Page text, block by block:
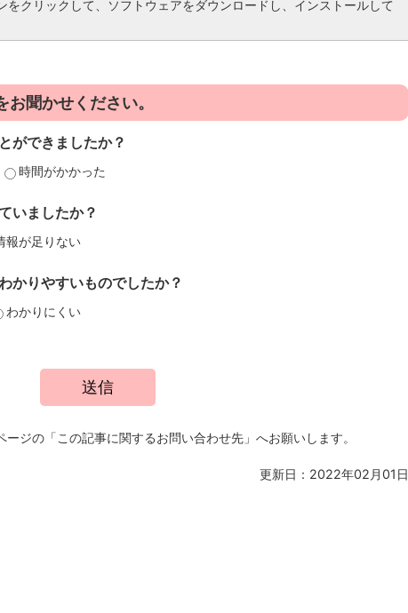
をクリックして、ソフトウェアをダウンロードし、インストールして
聞かせください。
ができましたか？
時間がかかった
いましたか？
報が足りない
かりやすいものでしたか？
わかりにくい
ジの「この記事に関するお問い合わせ先」へお願いします。
更新日：2022年02月01日